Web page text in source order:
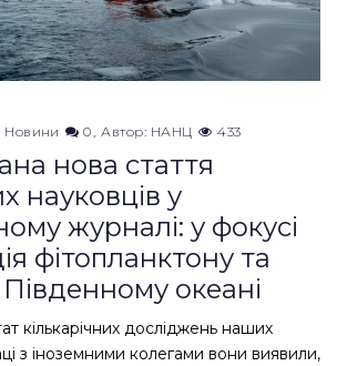
Новини 0 Автор: НАНЦ 433
нова стаття
науковців у
журналі: у фокусі
фітопланктону та
Південному океані
кількарічних досліджень наших
з іноземними колегами вони виявили,